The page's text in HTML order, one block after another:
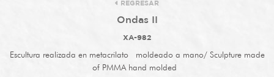
REGRESAR
Ondas II
XA-982
Escultura realizada en metacrilato
moldeado a mano/ Sculpture made
of PMMA hand molded